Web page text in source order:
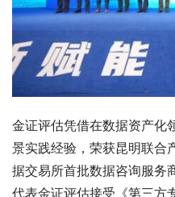
金证评估凭借在数据资产化
景实践经验，荣获昆明联合
据交易所首批数据咨询服务
代表金证评估接受《第三方